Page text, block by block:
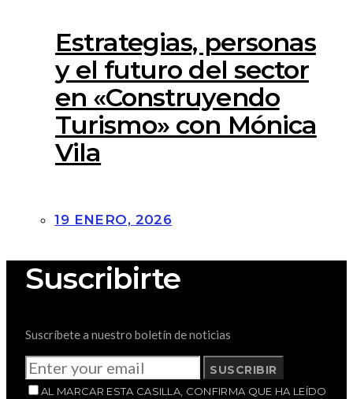
Estrategias, personas
y el futuro del sector
en «Construyendo
Turismo» con Mónica
Vila
19 ENERO, 2026
Suscribirte
Suscríbete a nuestro boletín de noticias
SUSCRIBIR
AL MARCAR ESTA CASILLA, CONFIRMA QUE HA LEÍDO